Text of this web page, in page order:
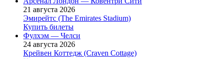
21 августа 2026
Эмирейтс (The Emirates Stadium)
Купить билеты
Фулхэм — Челси
24 августа 2026
Крейвен Коттедж (Craven Cottage)